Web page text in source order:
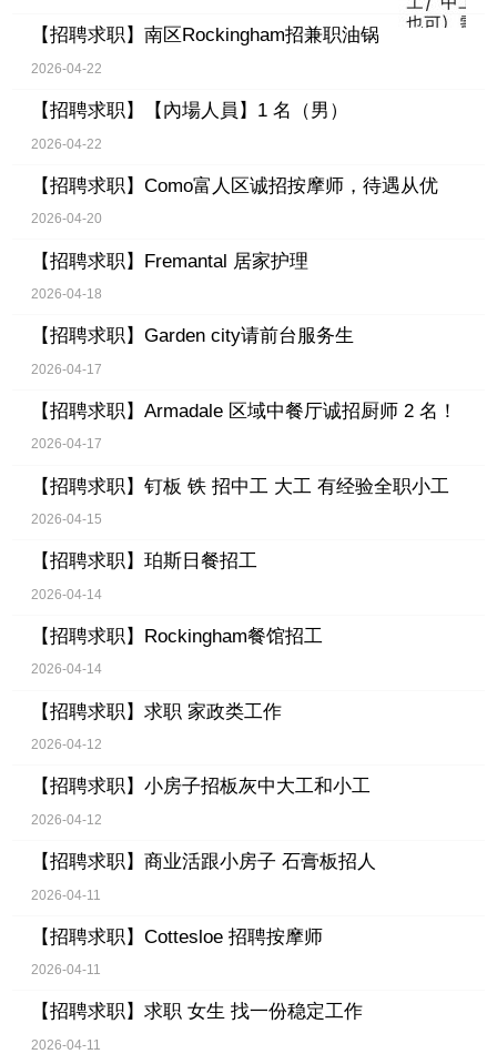
【招聘求职】 南区Rockingham招兼职油锅
2026-04-22
【招聘求职】 【內場人員】1 名（男）
2026-04-22
【招聘求职】 Como富人区诚招按摩师，待遇从优
2026-04-20
【招聘求职】 Fremantal 居家护理
2026-04-18
【招聘求职】 Garden city请前台服务生
2026-04-17
【招聘求职】 Armadale 区域中餐厅诚招厨师 2 名！
2026-04-17
【招聘求职】 钉板 铁 招中工 大工 有经验全职小工
2026-04-15
【招聘求职】 珀斯日餐招工
2026-04-14
【招聘求职】 Rockingham餐馆招工
2026-04-14
【招聘求职】 求职 家政类工作
2026-04-12
【招聘求职】 小房子招板灰中大工和小工
2026-04-12
【招聘求职】 商业活跟小房子 石膏板招人
2026-04-11
【招聘求职】 Cottesloe 招聘按摩师
2026-04-11
【招聘求职】 求职 女生 找一份稳定工作
2026-04-11